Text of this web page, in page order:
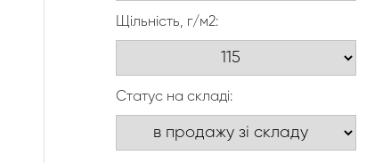
Щільність, г/м2:
Статус на складі: